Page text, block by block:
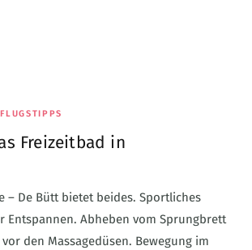
Freizeitbad in
– De Bütt bietet beides. Sportliches
Entspannen. Abheben vom Sprungbrett
den Massagedüsen. Bewegung im